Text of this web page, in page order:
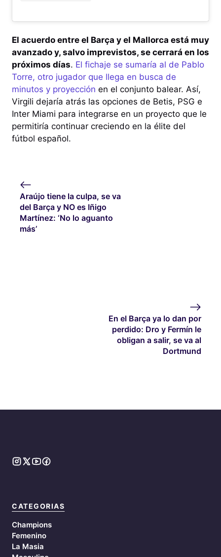
El acuerdo entre el Barça y el Mallorca está muy
avanzado y, salvo imprevistos, se cerrará en los
próximos días. El fichaje se sumaría al de Pablo
Torre, otro jugador que llega en busca de
minutos y proyección en el conjunto balear. Así,
Virgili dejaría atrás las opciones de Betis, PSG e
Inter Miami para integrarse en un proyecto que le
permitiría continuar creciendo en la élite del
fútbol español.
Araújo tiene la culpa, se va
del Barça y NO es Iñigo
Martínez: ‘No lo aguanto
más’
En el Barça ya lo dan por
perdido: Dro y Fermín le
obligan a salir, se va al
Dortmund
CATEGORIAS
Champions
Femenino
La Masia